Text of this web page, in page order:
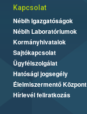
Kapcsolat
Nébih Igazgatóságok
Nébih Laboratóriumok
Kormányhivatalok
Sajtókapcsolat
Ügyfélszolgálat
Hatósági jogsegély
Élelmiszermentő Központ
Hírlevél feliratkozás